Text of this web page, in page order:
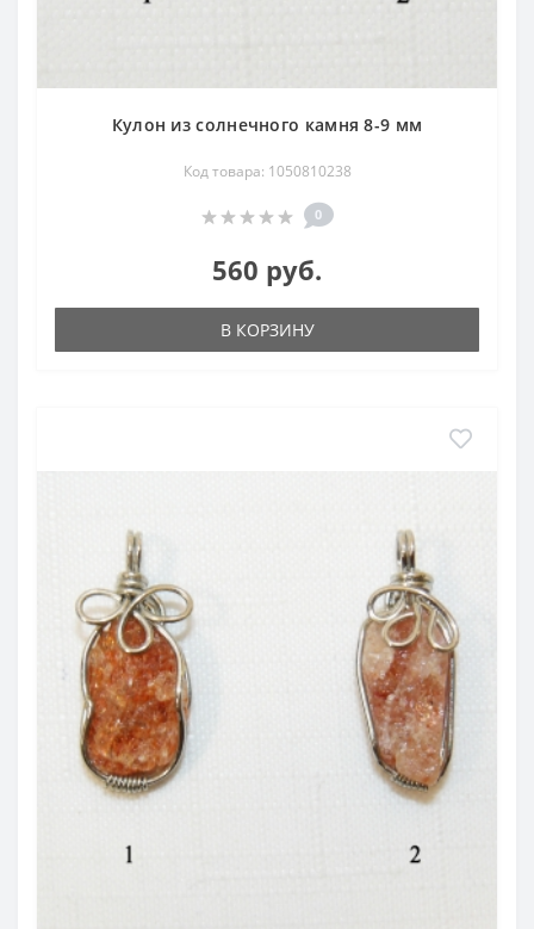
Кулон из солнечного камня 8-9 мм
Код товара: 1050810238
0
560 руб.
В КОРЗИНУ